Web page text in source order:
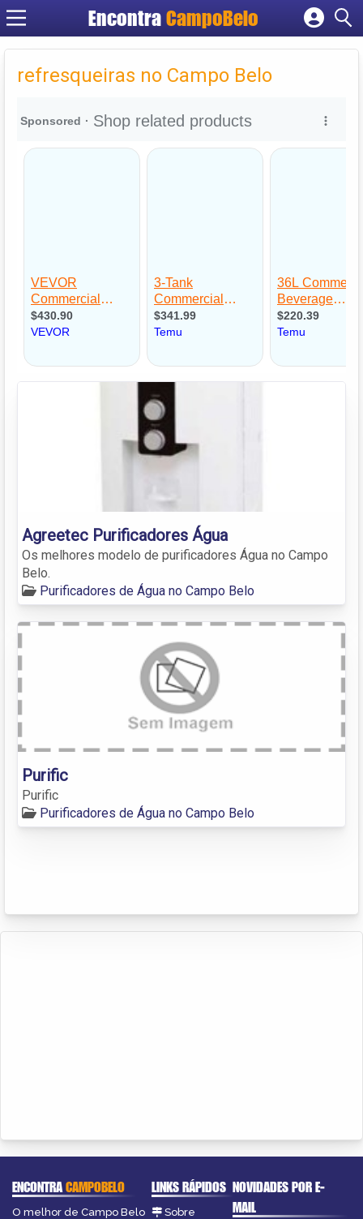
EncontraCampoBelo
Cadastrar empresa
Criar conta
refresqueiras no Campo Belo
Agreetec Purificadores Água
Os melhores modelo de purificadores Água no Campo
Belo.
Purificadores de Água no Campo Belo
Purific
Purific
Purificadores de Água no Campo Belo
ENCONTRACAMPOBELO
O melhor de Campo Belo
LINKS RÁPIDOS
Sobre
NOVIDADES POR E-
MAIL